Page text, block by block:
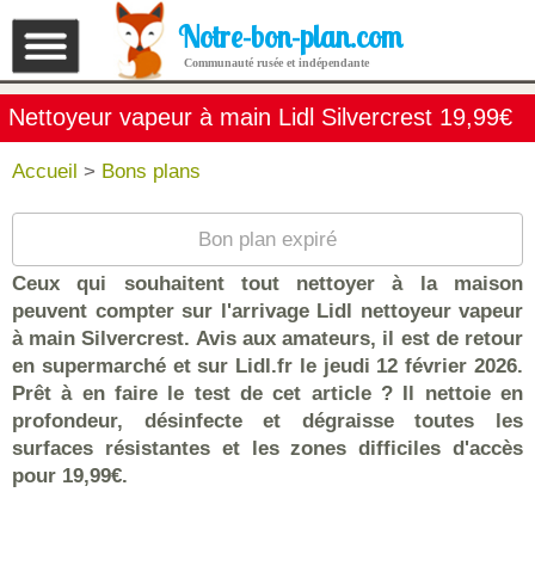
Notre-bon-plan.com
Communauté rusée et indépendante
Nettoyeur vapeur à main Lidl Silvercrest 19,99€
Accueil > Bons plans
Bon plan expiré
Ceux qui souhaitent tout nettoyer à la maison
peuvent compter sur l'arrivage Lidl nettoyeur vapeur
à main Silvercrest. Avis aux amateurs, il est de retour
en supermarché et sur Lidl.fr le jeudi 12 février 2026.
Prêt à en faire le test de cet article ? Il nettoie en
profondeur, désinfecte et dégraisse toutes les
surfaces résistantes et les zones difficiles d'accès
pour 19,99€.